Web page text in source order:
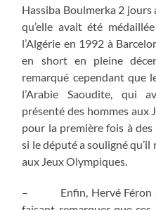
Hassiba Boulmerka 2 jours
qu’elle avait été
l’Algérie en 1992 à
en short en pleine
remarqué cependant que
l’Arabie Saoudite, qui
présenté des hommes aux
pour la première fois à
si le député a souligné
aux Jeux Olympiques.
– Enfin, Hervé Féron a